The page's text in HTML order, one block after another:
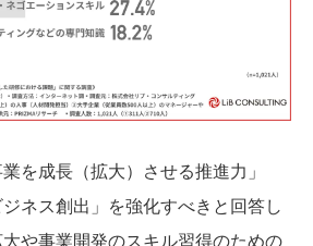
を成長（拡大）させる推進力」
ジネス創出」を強化すべきと回答し
や事業開発のスキル習得のための